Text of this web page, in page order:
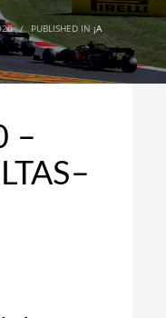
/ PUBLISHED IN¡A
–